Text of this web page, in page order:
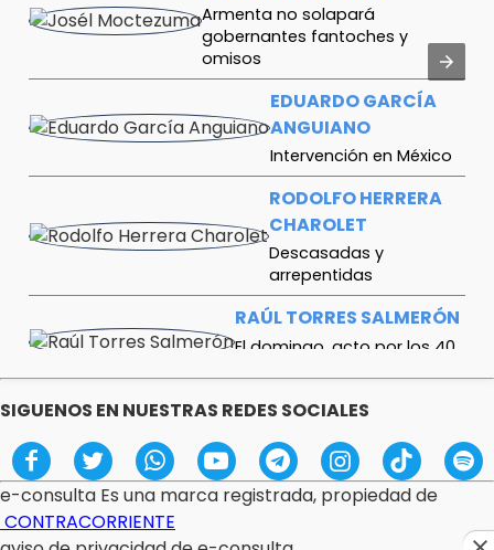
Armenta no solapará
gobernantes fantoches y
omisos
EDUARDO GARCÍA
ANGUIANO
Intervención en México
RODOLFO HERRERA
CHAROLET
Descasadas y
arrepentidas
RAÚL TORRES SALMERÓN
El domingo, acto por los 40
MELITÓN LOZANO PÉREZ
La Jornada Nacional de
Reforestación: El despliegue
histórico por la madre tierra
SIGUENOS EN NUESTRAS REDES SOCIALES
e-consulta Es una marca registrada, propiedad de
CONTRACORRIENTE